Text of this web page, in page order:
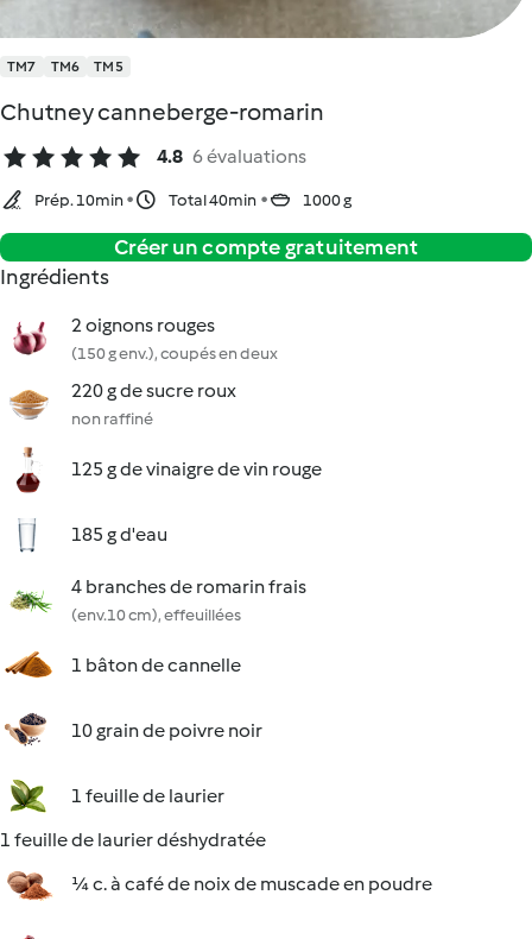
TM7 TM6 TM5
Chutney canneberge-romarin
4.8 6 évaluations
Prép. 10min Total 40min 1000 g
Créer un compte gratuitement
Ingrédients
2 oignons rouges
(150 g env.), coupés en deux
220 g de sucre roux
non raffiné
125 g de vinaigre de vin rouge
185 g d'eau
4 branches de romarin frais
(env.10 cm), effeuillées
1 bâton de cannelle
10 grain de poivre noir
1 feuille de laurier
1 feuille de laurier déshydratée
¼ c. à café de noix de muscade en poudre